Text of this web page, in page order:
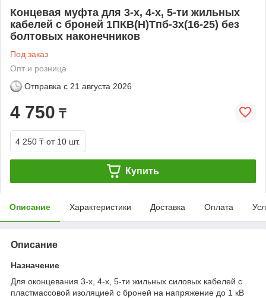
Концевая муфта для 3-х, 4-х, 5-ти жильных
кабелей с броней 1ПКВ(Н)Тпб-3х(16-25) без
болтовых наконечников
Под заказ
Опт и розница
Отправка с 21 августа 2026
4 750 ₸
4 250 ₸ от 10 шт.
Купить
Описание Характеристики Доставка Оплата
Описание
Назначение
Для оконцевания 3-х, 4-х, 5-ти жильных силовых кабелей с
пластмассовой изоляцией с броней на напряжение до 1 кВ